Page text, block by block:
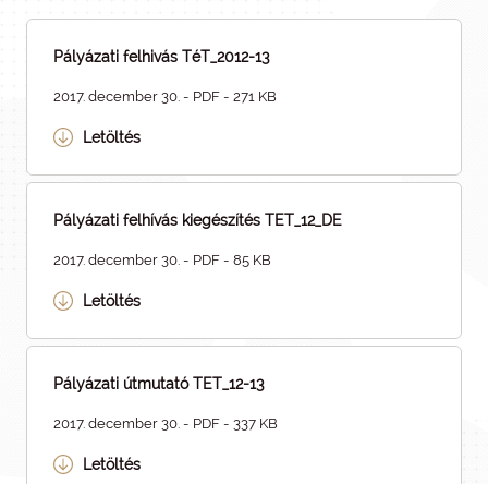
Pályázati felhivás TéT_2012-13
2017. december 30. - PDF - 271 KB
Letöltés
Pályázati felhívás kiegészítés TET_12_DE
2017. december 30. - PDF - 85 KB
Letöltés
Pályázati útmutató TET_12-13
2017. december 30. - PDF - 337 KB
Letöltés